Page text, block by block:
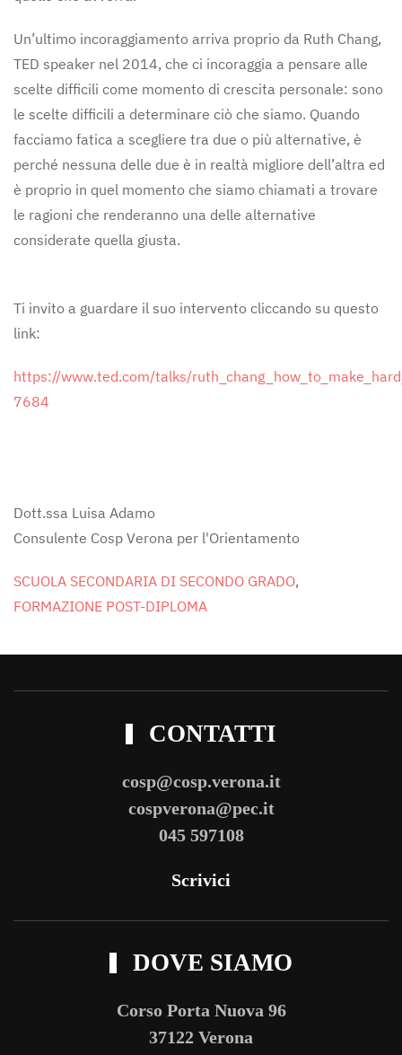
Un’ultimo incoraggiamento arriva proprio da Ruth Chang,
TED speaker nel 2014, che ci incoraggia a pensare alle
scelte difficili come momento di crescita personale: sono
le scelte difficili a determinare ciò che siamo. Quando
facciamo fatica a scegliere tra due o più alternative, è
perché nessuna delle due è in realtà migliore dell’altra ed
è proprio in quel momento che siamo chiamati a trovare
le ragioni che renderanno una delle alternative
considerate quella giusta.
Ti invito a guardare il suo intervento cliccando su questo
link:
https://www.ted.com/talks/
7684
Dott.ssa Luisa Adamo
Consulente Cosp Verona per l'Orientamento
SCUOLA SECONDARIA DI SECONDO GRADO,
FORMAZIONE POST-DIPLOMA
CONTATTI
cosp@cosp.verona.it
cospverona@pec.it
045 597108
Scrivici
DOVE SIAMO
Corso Porta Nuova 96
37122 Verona